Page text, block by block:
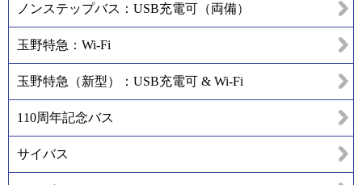
ノンステップバス：USB充電可（両備）
玉野特急：Wi-Fi
玉野特急（新型）：USB充電可 & Wi-Fi
110周年記念バス
サイバス